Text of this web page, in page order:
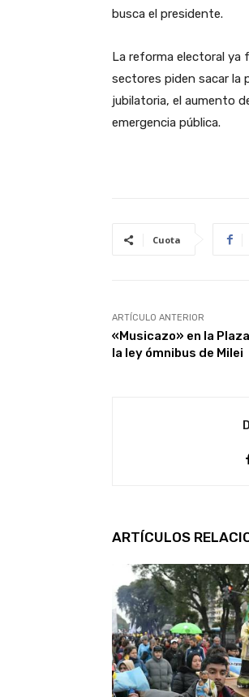
busca el presidente.
La reforma electoral ya
sectores piden sacar la
jubilatoria, el aumento
emergencia pública.
Cuota
ARTÍCULO ANTERIOR
«Musicazo» en la
la ley ómnibus de Milei
ARTÍCULOS